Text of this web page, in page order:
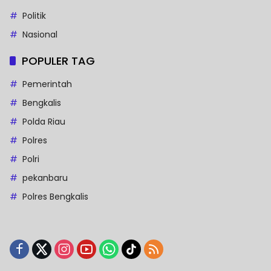
Politik
Nasional
POPULER TAG
Pemerintah
Bengkalis
Polda Riau
Polres
Polri
pekanbaru
Polres Bengkalis